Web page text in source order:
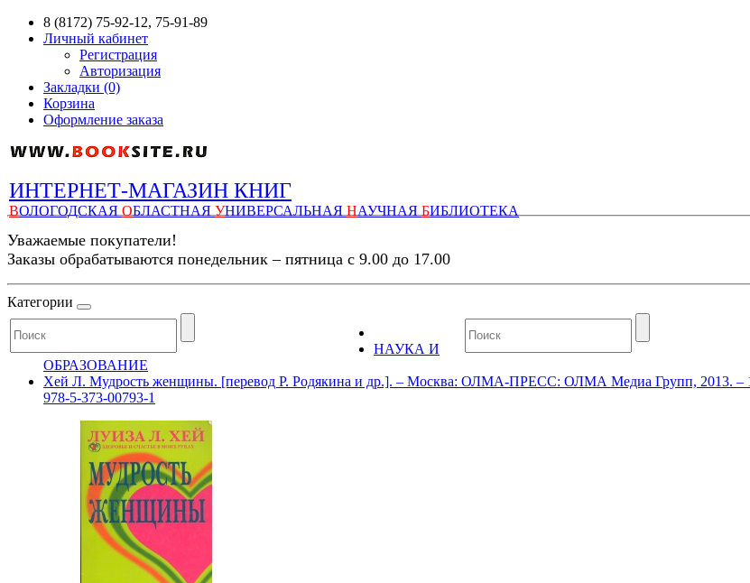
8 (8172) 75-92-12, 75-91-89
Личный кабинет
Регистрация
Авторизация
Закладки (0)
Корзина
Оформление заказа
ИНТЕРНЕТ-МАГАЗИН КНИГ
ВОЛОГОДСКАЯ ОБЛАСТНАЯ УНИВЕРСАЛЬНАЯ НАУЧНАЯ БИБЛИОТЕКА
Уважаемые покупатели!
Заказы обрабатываются понедельник – пятница с 9.00 до 17.00
Категории
НАУКА И
ОБРАЗОВАНИЕ
Хей Л. Мудрость женщины. [перевод Р. Родякина и др.]. – Москва: ОЛМА-ПРЕСС: ОЛМА Медиа Групп, 2013. –
978-5-373-00793-1